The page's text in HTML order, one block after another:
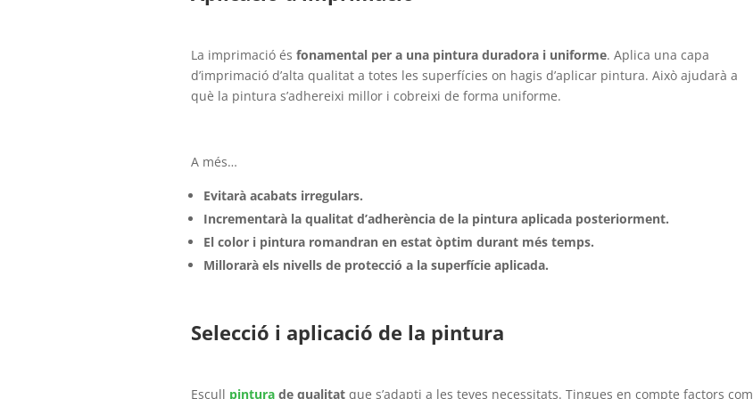
La imprimació és fonamental per a una pintura duradora i uniforme. Aplica una capa
d’imprimació d’alta qualitat a totes les superfícies on hagis d’aplicar pintura. Això ajudarà a
què la pintura s’adhereixi millor i cobreixi de forma uniforme.
A més…
Evitarà acabats irregulars.
Incrementarà la qualitat d’adherència de la pintura aplicada posteriorment.
El color i pintura romandran en estat òptim durant més temps.
Millorarà els nivells de protecció a la superfície aplicada.
Selecció i aplicació de la pintura
Escull pintura de qualitatque s’adapti a les teves necessitats. Tingues en compte factors com